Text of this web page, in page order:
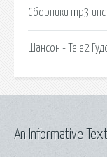
Сборники mp3
Шансон - Tele2
An Informative